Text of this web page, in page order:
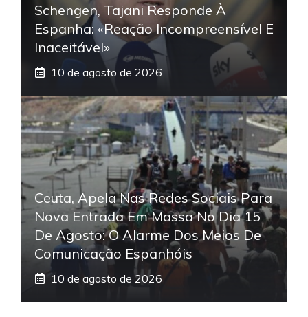
Schengen, Tajani Responde À
Espanha: «Reação Incompreensível E
Inaceitável»
10 de agosto de 2026
Ceuta, Apela Nas Redes Sociais Para
Nova Entrada Em Massa No Dia 15
De Agosto: O Alarme Dos Meios De
Comunicação Espanhóis
10 de agosto de 2026